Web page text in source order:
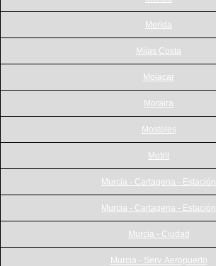
Merida
Mijas Costa
Mojacar
Moraira
Mostoles
Motril
Murcia - Cartagena - Estación
Murcia - Cartagena - Estación
Murcia - Ciudad
Murcia - Serv. Aeropuerto